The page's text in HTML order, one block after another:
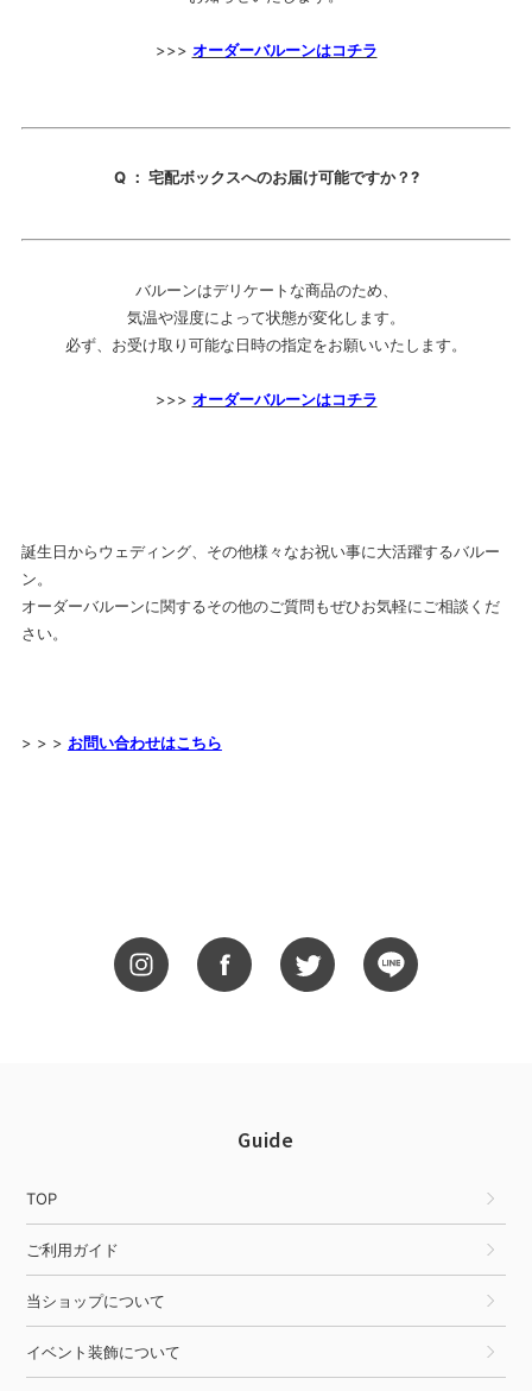
>>> オーダーバルーンはコチラ
Q ： 宅配ボックスへのお届け可能ですか？?
バルーンはデリケートな商品のため、
気温や湿度によって状態が変化します。
必ず、お受け取り可能な日時の指定をお願いいたします。
>>> オーダーバルーンはコチラ
誕生日からウェディング、その他様々なお祝い事に大活躍するバルー
ン。
オーダーバルーンに関するその他のご質問もぜひお気軽にご相談くだ
さい。
> > > お問い合わせはこちら
Guide
TOP
ご利用ガイド
当ショップについて
イベント装飾について